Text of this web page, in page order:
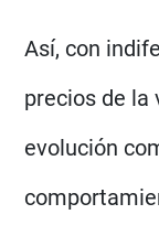
Así, con
precios de la
evolución